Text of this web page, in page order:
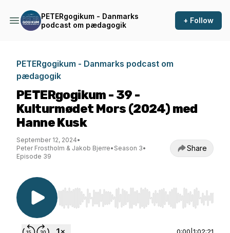
PETERgogikum - Danmarks
podcast om pædagogik
+ Follow
PETERgogikum - Danmarks podcast om
pædagogik
PETERgogikum - 39 -
Kulturmødet Mors (2024) med
Hanne Kusk
September 12, 2024•
Peter Frostholm & Jakob Bjerre• Season 3•
Episode 39
Share
Use Left/Right to seek, Home/End to jump to
0:00 1:02:21